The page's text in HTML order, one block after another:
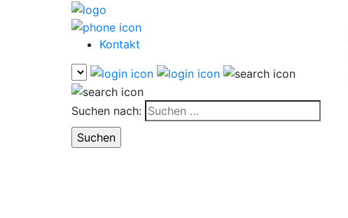
Kontakt
Suchen nach: